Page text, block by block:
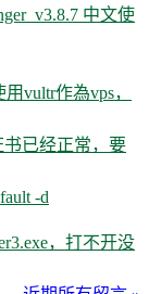
中文使
vultr作為vps，
已经正常，要
-d
，打不开没